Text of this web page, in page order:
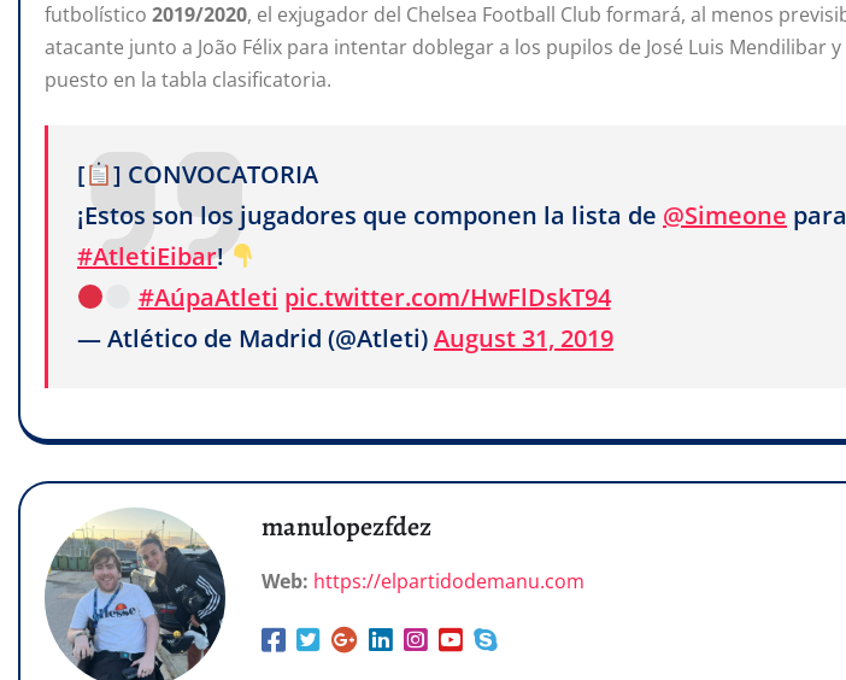
futbolístico 2019/2020, el exjugador del Chelsea Football Club formará, al menos
atacante junto a João Félix para intentar doblegar a los pupilos de José Luis Mendilibar
puesto en la tabla clasificatoria.
[
] CONVOCATORIA
¡Estos son los jugadores que componen la lista de @Simeone
#AtletiEibar!
#AúpaAtleti pic.twitter.com/HwFlDskT94
— Atlético de Madrid (@Atleti)August 31, 2019
manulopezfdez
Web: https://elpartidodemanu.com